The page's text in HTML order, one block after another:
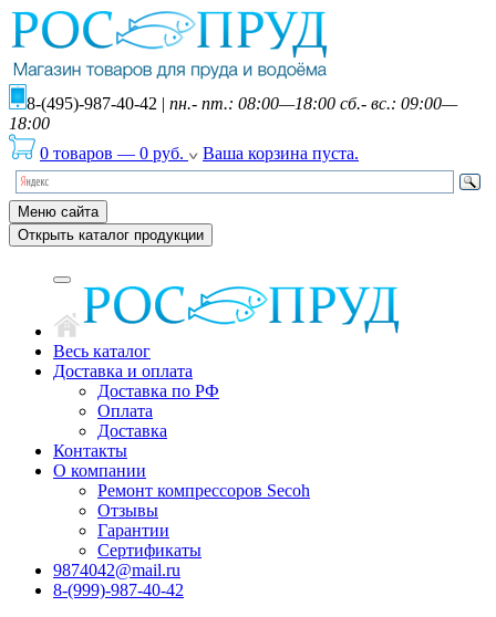
8-(495)-987-40-42 | пн.- пт.: 08:00—18:00 сб.- вс.: 09:00—
18:00
0 товаров — 0 руб. Ваша корзина пуста.
Меню сайта
Открыть каталог продукции
Весь каталог
Доставка и оплата
Доставка по РФ
Оплата
Доставка
Контакты
О компании
Ремонт компрессоров Secoh
Отзывы
Гарантии
Сертификаты
9874042@mail.ru
8-(999)-987-40-42